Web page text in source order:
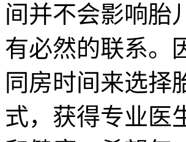
间并不会影响胎
有必然的联系。
同房时间来选择
式，获得专业医